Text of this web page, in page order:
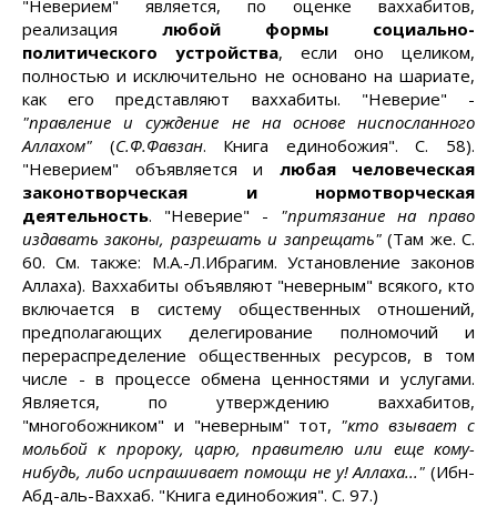
"Неверием" является, по оценке ваххабитов,
реализация любой формы социально-
политического устройства, если оно целиком,
полностью и исключительно не основано на шариате,
как его представляют ваххабиты. "Неверие" -
"правление и суждение не на основе ниспосланного
Аллахом" (С.Ф.Фавзан. Книга единобожия". С. 58).
"Неверием" объявляется и любая человеческая
законотворческая и нормотворческая
деятельность. "Неверие" - "притязание на право
издавать законы, разрешать и запрещать"(Там же. С.
60. См. также: М.А.-Л.Ибрагим. Установление законов
Аллаха). Ваххабиты объявляют "неверным" всякого, кто
включается в систему общественных отношений,
предполагающих делегирование полномочий и
перераспределение общественных ресурсов, в том
числе - в процессе обмена ценностями и услугами.
Является, по утверждению ваххабитов,
"многобожником" и "неверным" тот, "кто взывает с
мольбой к пророку, царю, правителю или еще кому-
нибудь, либо испрашивает помощи не у! Аллаха..." (Ибн-
Абд-аль-Ваххаб. "Книга единобожия". С. 97.)